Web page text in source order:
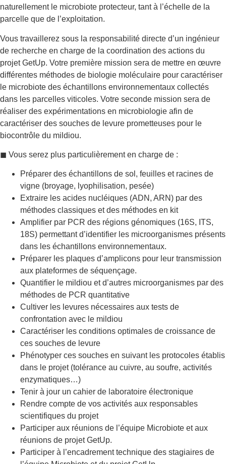
naturellement le microbiote protecteur, tant à l’échelle de la
parcelle que de l’exploitation.
Vous travaillerez sous la responsabilité directe d’un ingénieur
de recherche en charge de la coordination des actions du
projet GetUp. Votre première mission sera de mettre en œuvre
différentes méthodes de biologie moléculaire pour caractériser
le microbiote des échantillons environnementaux collectés
dans les parcelles viticoles. Votre seconde mission sera de
réaliser des expérimentations en microbiologie afin de
caractériser des souches de levure prometteuses pour le
biocontrôle du mildiou.
◼ Vous serez plus particulièrement en charge de :
Préparer des échantillons de sol, feuilles et racines de
vigne (broyage, lyophilisation, pesée)
Extraire les acides nucléiques (ADN, ARN) par des
méthodes classiques et des méthodes en kit
Amplifier par PCR des régions génomiques (16S, ITS,
18S) permettant d’identifier les microorganismes présents
dans les échantillons environnementaux.
Préparer les plaques d’amplicons pour leur transmission
aux plateformes de séquençage.
Quantifier le mildiou et d’autres microorganismes par des
méthodes de PCR quantitative
Cultiver les levures nécessaires aux tests de
confrontation avec le mildiou
Caractériser les conditions optimales de croissance de
ces souches de levure
Phénotyper ces souches en suivant les protocoles établis
dans le projet (tolérance au cuivre, au soufre, activités
enzymatiques…)
Tenir à jour un cahier de laboratoire électronique
Rendre compte de vos activités aux responsables
scientifiques du projet
Participer aux réunions de l’équipe Microbiote et aux
réunions de projet GetUp.
Participer à l’encadrement technique des stagiaires de